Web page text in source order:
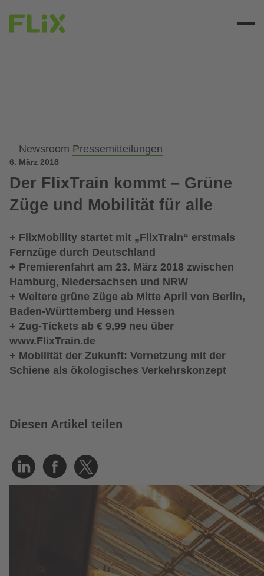
Newsroom Pressemitteilungen
6. März 2018
Der FlixTrain kommt – Grüne
Züge und Mobilität für alle
+ FlixMobility startet mit „FlixTrain“ erstmals
Fernzüge durch Deutschland
+ Premierenfahrt am 23. März 2018 zwischen
Hamburg, Niedersachsen und NRW
+ Weitere grüne Züge ab Mitte April von Berlin,
Baden-Württemberg und Hessen
+ Zug-Tickets ab € 9,99 neu über
www.FlixTrain.de
+ Mobilität der Zukunft: Vernetzung mit der
Schiene als ökologisches Verkehrskonzept
Diesen Artikel teilen